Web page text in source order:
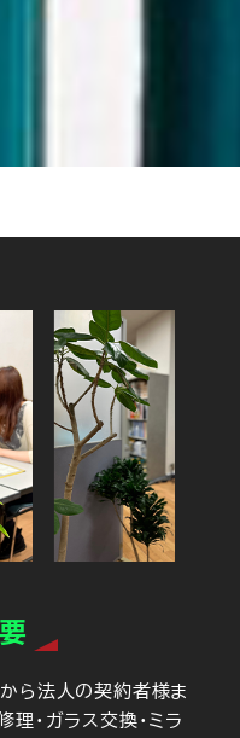
ら法人の契約者様ま
・ガラス交換・ミラ